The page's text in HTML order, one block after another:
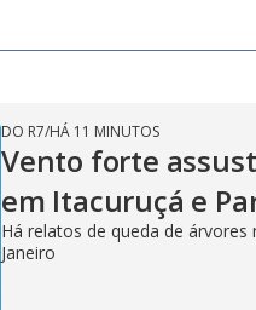
DO R7/HÁ 11 MINUTOS
Vento forte
em Itacuruçá e
Há relatos de queda de árvores
Janeiro